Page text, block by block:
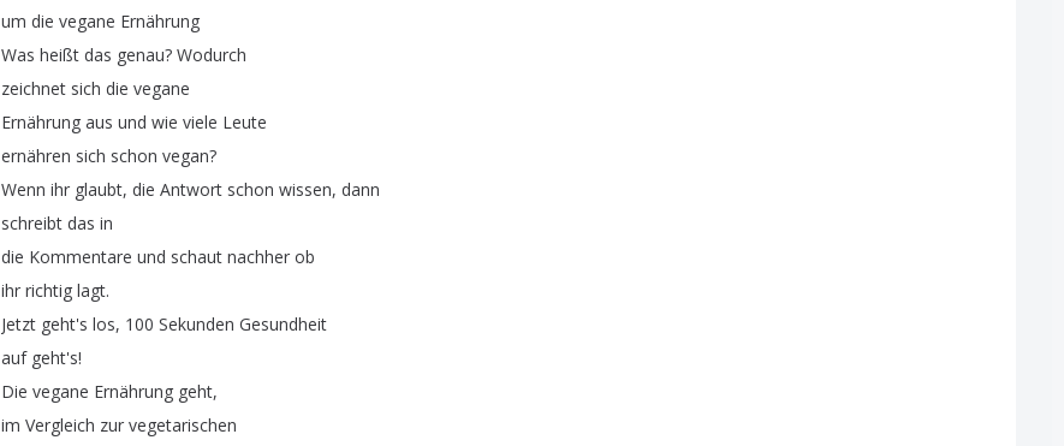
um die vegane Ernährung
Was heißt das genau? Wodurch
zeichnet sich die vegane
Ernährung aus und wie viele Leute
ernähren sich schon vegan?
Wenn ihr glaubt, die Antwort schon wissen, dann
schreibt das in
die Kommentare und schaut nachher ob
ihr richtig lagt.
Jetzt geht's los, 100 Sekunden Gesundheit
auf geht's!
Die vegane Ernährung geht,
im Vergleich zur vegetarischen